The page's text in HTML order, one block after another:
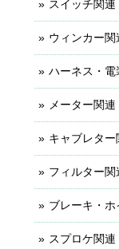
スイッチ関連
ウィンカー関
ハーネス・電
メーター関連
キャブレター
フィルター関
ブレーキ・ホ
スプロケ関連